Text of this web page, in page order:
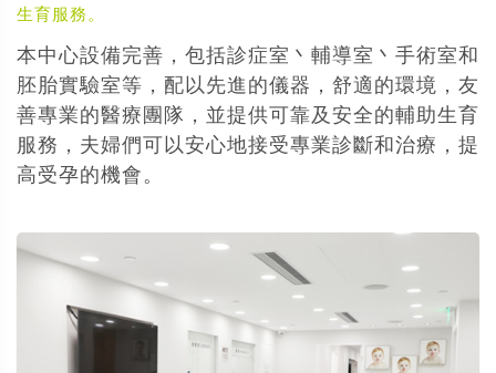
生育服務。
本中心設備完善，包括診症室丶輔導室丶手術室和
胚胎實驗室等，配以先進的儀器，舒適的環境，友
善專業的醫療團隊，並提供可靠及安全的輔助生育
服務，夫婦們可以安心地接受專業診斷和治療，提
高受孕的機會。